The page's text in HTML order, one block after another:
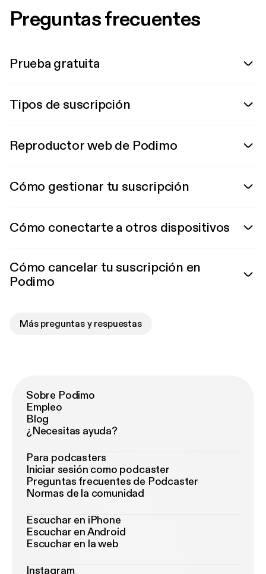
Preguntas frecuentes
Prueba gratuita
Tipos de suscripción
Reproductor web de Podimo
Cómo gestionar tu suscripción
Cómo conectarte a otros dispositivos
Cómo cancelar tu suscripción en
Podimo
Más preguntas y respuestas
Sobre Podimo
Empleo
Blog
¿Necesitas ayuda?
Para podcasters
Iniciar sesión como podcaster
Preguntas frecuentes de Podcaster
Normas de la comunidad
Escuchar en iPhone
Escuchar en Android
Escuchar en la web
Instagram